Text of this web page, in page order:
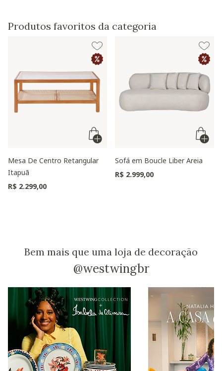
Produtos favoritos da categoria
Mesa De Centro Retangular
Itapuã
R$ 2.299,00
Sofá em Boucle Liber Areia
R$ 2.999,00
Bem mais que uma loja de decoração
@westwingbr